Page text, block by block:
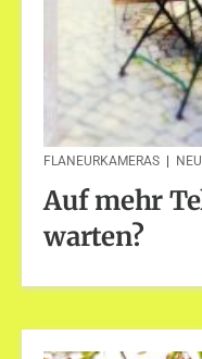
FLANEURKAMERAS NEU
Auf mehr
warten?